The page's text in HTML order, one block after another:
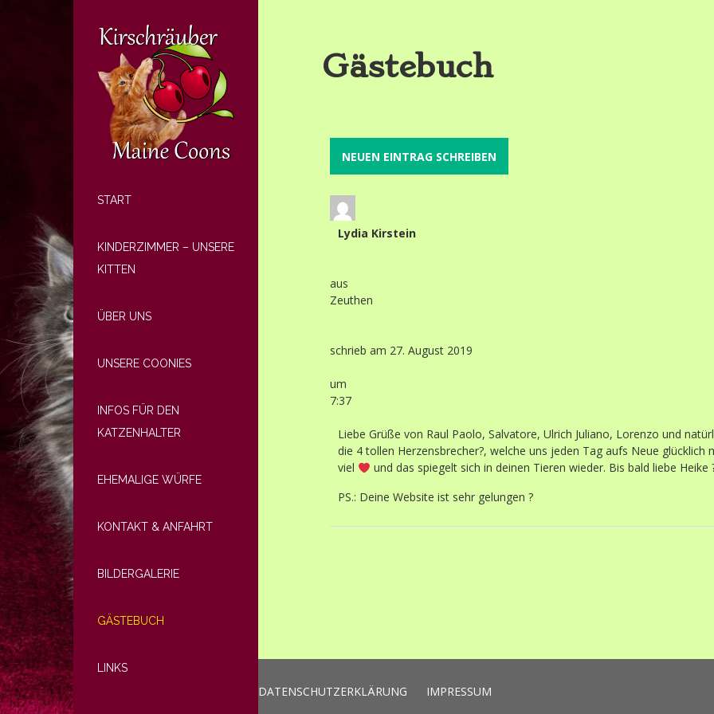
START
KINDERZIMMER – UNSERE
KITTEN
ÜBER UNS
UNSERE COONIES
INFOS FÜR DEN
KATZENHALTER
EHEMALIGE WÜRFE
KONTAKT & ANFAHRT
BILDERGALERIE
GÄSTEBUCH
LINKS
Gästebuch
Lydia Kirstein
aus
Zeuthen
schrieb am 27. August 2019
um
7:37
Liebe Grüße von Raul Paolo, Salvatore, Ulrich Juliano, Lorenzo und
die 4 tollen Herzensbrecher?, welche uns jeden Tag aufs Neue
viel
und das spiegelt sich in deinen Tieren wieder. Bis bald liebe Heike
PS.: Deine Website ist sehr gelungen ?
DATENSCHUTZERKLÄRUNG IMPRESSUM